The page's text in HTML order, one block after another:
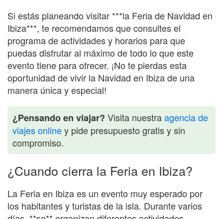
Si estás planeando visitar ***la Feria de Navidad en
Ibiza***, te recomendamos que consultes el
programa de actividades y horarios para que
puedas disfrutar al máximo de todo lo que este
evento tiene para ofrecer. ¡No te pierdas esta
oportunidad de vivir la Navidad en Ibiza de una
manera única y especial!
¿Pensando en viajar? Visita nuestraagencia de
viajes onliney pide presupuesto gratis y sin
compromiso.
¿Cuando cierra la Feria en Ibiza?
La Feria en Ibiza es un evento muy esperado por
los habitantes y turistas de la isla. Durante varios